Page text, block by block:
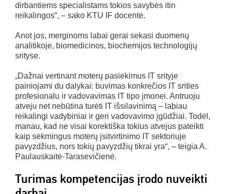
dirbantiems specialistams tokios savybės itin
reikalingos“, – sako KTU IF docentė.
Anot jos, merginoms labai gerai sekasi duomenų
analitikoje, biomedicinos, biochemijos technologijų
srityse.
„Dažnai vertinant moterų pasiekimus IT srityje
painiojami du dalykai: buvimas konkrečios IT srities
profesionalu ir vadovavimas IT tipo įmonei. Antruoju
atveju net nebūtina turėti IT išsilavinimą – labiau
reikalingi vadybiniai ir geri vadovavimo įgūdžiai. Todėl,
manau, kad ne visai korektiška tokius atvejus pateikti
kaip sėkmingus moterų įsitvirtinimo IT sektoriuje
pavyzdžius, nors tokių pavyzdžių tikrai yra“, – teigia A.
Paulauskaitė-Tarasevičienė.
Turimas kompetencijas įrodo nuveikti